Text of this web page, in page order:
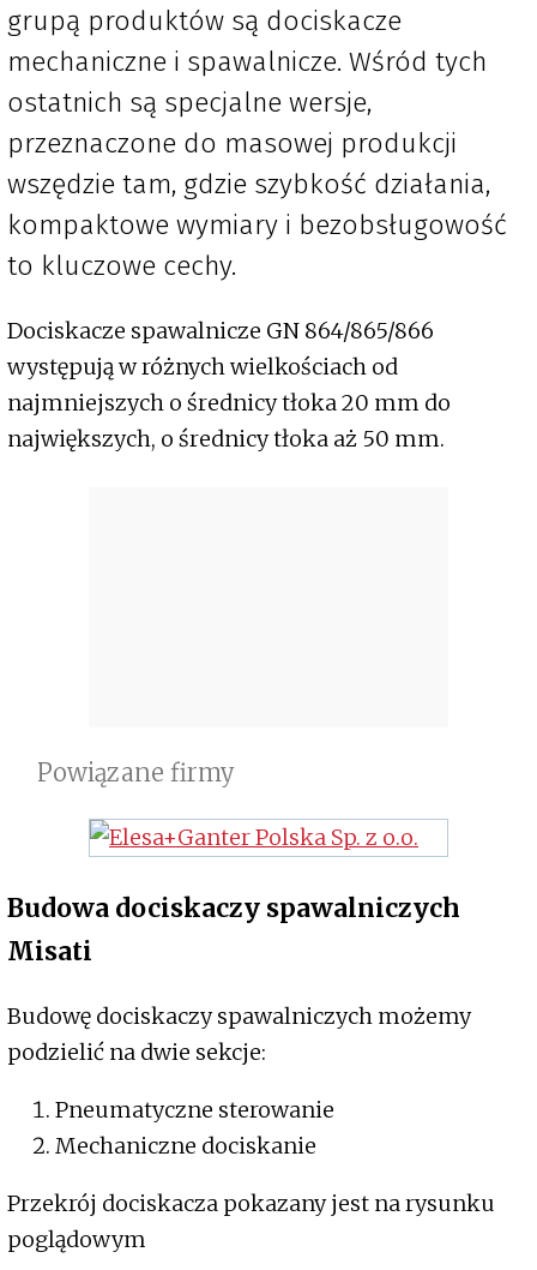
grupą produktów są dociskacze
mechaniczne i spawalnicze. Wśród tych
ostatnich są specjalne wersje,
przeznaczone do masowej produkcji
wszędzie tam, gdzie szybkość działania,
kompaktowe wymiary i bezobsługowość
to kluczowe cechy.
Dociskacze spawalnicze GN 864/865/866
występują w różnych wielkościach od
najmniejszych o średnicy tłoka 20 mm do
największych, o średnicy tłoka aż 50 mm.
Powiązane firmy
Budowa dociskaczy spawalniczych
Misati
Budowę dociskaczy spawalniczych możemy
podzielić na dwie sekcje:
Pneumatyczne sterowanie
Mechaniczne dociskanie
Przekrój dociskacza pokazany jest na rysunku
poglądowym